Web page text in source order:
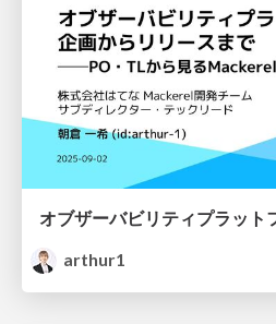
arthur1